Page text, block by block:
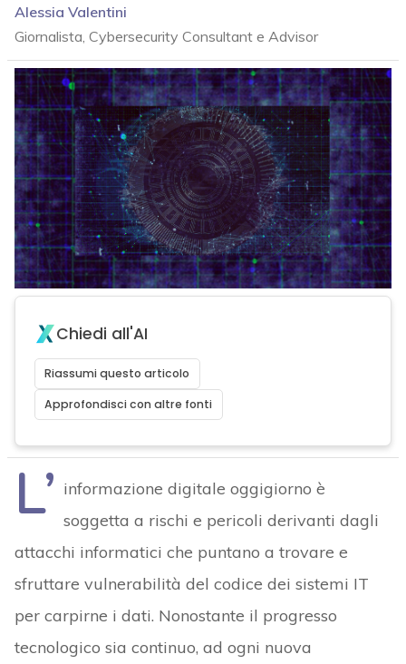
Alessia Valentini
Giornalista, Cybersecurity Consultant e Advisor
Chiedi all'AI
Riassumi questo articolo
Approfondisci con altre fonti
L’ informazione digitale oggigiorno è
soggetta a rischi e pericoli derivanti dagli
attacchi informatici che puntano a trovare e
sfruttare vulnerabilità del codice dei sistemi IT
per carpirne i dati. Nonostante il progresso
tecnologico sia continuo, ad ogni nuova